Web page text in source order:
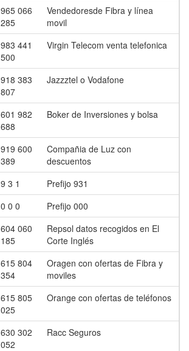
965 066
285
Vendedoresde Fibra y línea
movil
983 441
500
Virgin Telecom venta telefonica
918 383
807
Jazzztel o Vodafone
601 982
688
Boker de Inversiones y bolsa
919 600
389
Compañia de Luz con
descuentos
9 3 1
Prefijo 931
0 0 0
Prefijo 000
604 060
185
Repsol datos recogidos en El
Corte Inglés
615 804
354
Oragen con ofertas de Fibra y
moviles
615 805
025
Orange con ofertas de teléfonos
630 302
052
Racc Seguros